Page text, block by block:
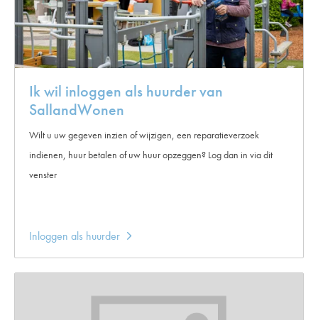
Ik wil inloggen als huurder van
SallandWonen
Wilt u uw gegeven inzien of wijzigen, een reparatieverzoek
indienen, huur betalen of uw huur opzeggen? Log dan in via dit
venster
Inloggen als huurder